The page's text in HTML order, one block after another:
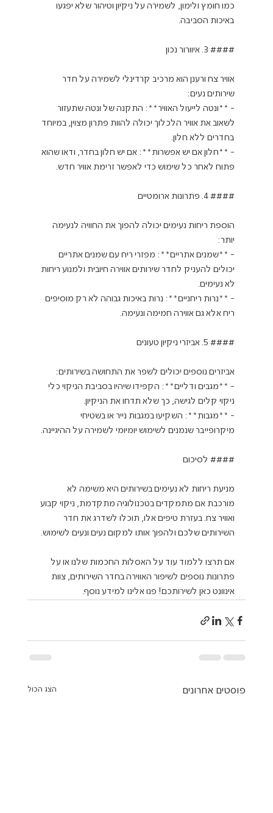
כמו חומץ ולימון, לשמירה על ניקיון וטיהור שלא יפגעו
באיכות הסביבה.
#### 3. איוורור נכון
אוויר צח ורענן הוא מרכיב קרדינלי לשמירה על חדר
- **ונטה לייעול האוויר**: התקנה של ונטה שתעזור
לשאוב את אוויר הלכלוך יכולה להוות פתרון מצוין, במיוחד
בחדרים ללא חלון.
- **חלון אם יש אפשרות**: אם יש חלון בחדר, ודאו שהוא
פתוח לאחר כל שימוש כדי לאפשר זרימת אוויר חדש.
#### 4. פתרונות ארומטיים
הוספת ריחות נעימים יכולה להפוך את החוויה לנעימה
- **שמנים אתריים**: מפזרי ריח עם שמנים אתריים
יכולים להעניק לחדר שירותים אווירה חיובית ולמנוע ריחות
לא נעימים.
- **נרות ריחניים**: נרות באיכות גבוהה לא רק מוסיפים
ריח אלא גם אווירה חמימה ונעימה.
#### 5. אביזרי ניקיון טעונים
- **מגבים ודליים**: הקפידו שיהיו בסביבת הניקוי כלי
ניקוי קלים לגישה, כך שלא תדחו את הניקיון.
- **מגבות**: השקיעו במגבות נייר או בשטיחי
מיקרופייבר שנמנים לשימוש יומיומי לשמירה על ההיגיינה.
#### לסיכום
מניעת ריחות לא נעימים בשירותים היא משימה לא
מורכבת אם מתמקדים בטכנולוגיה מתקדמת, ניקוי קבוע
ואוויר צח. בעזרת טיפים אלו, תוכלו לשדרג את חדר
השירותים שלכם ולהפוך אותו למקום נעים ונעים לשימוש.
אם תרצו ללמוד עוד על האסלות החכמות שלנו או על
פתרונות נוספים לשיפור האווירה בחדר השירותים, צוות
אינוונט כאן לשירותכם! פנו אלינו למידע נוסף.
פוסטים אחרונים הצג הכול